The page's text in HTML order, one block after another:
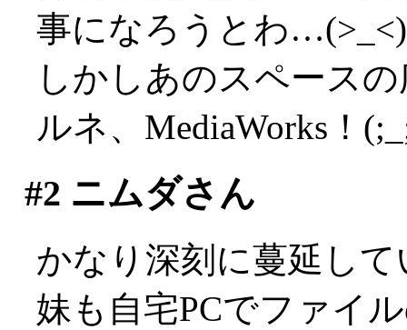
事になろうとわ…(>_<)
しかしあのスペース
ルネ、MediaWorks！
#2 ニムダさん
かなり深刻に蔓延し
妹も自宅PCでファイ